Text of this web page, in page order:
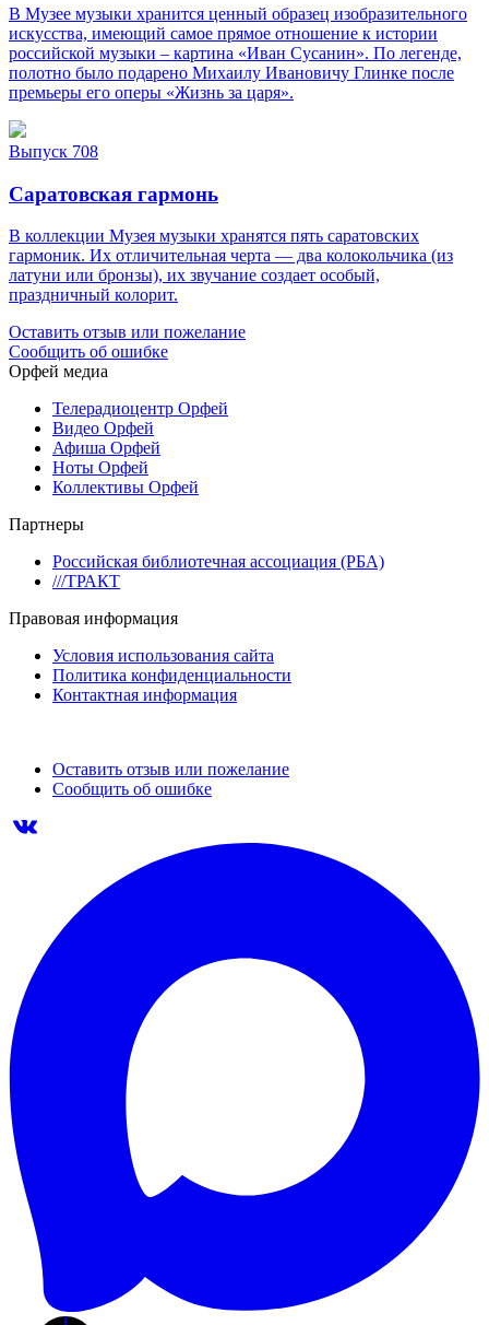
В Музее музыки хранится ценный образец изобразительного
искусства, имеющий самое прямое отношение к истории
российской музыки – картина «Иван Сусанин». По легенде,
полотно было подарено Михаилу Ивановичу Глинке после
премьеры его оперы «Жизнь за царя».
Выпуск 708
Саратовская гармонь
В коллекции Музея музыки хранятся пять саратовских
гармоник. Их отличительная черта — два колокольчика (из
латуни или бронзы), их звучание создает особый,
праздничный колорит.
Оставить отзыв или пожелание
Сообщить об ошибке
Орфей медиа
Телерадиоцентр Орфей
Видео Орфей
Афиша Орфей
Ноты Орфей
Коллективы Орфей
Партнеры
Российская библиотечная ассоциация (РБА)
///ТРАКТ
Правовая информация
Условия использования сайта
Политика конфиденциальности
Контактная информация
Оставить отзыв или пожелание
Сообщить об ошибке